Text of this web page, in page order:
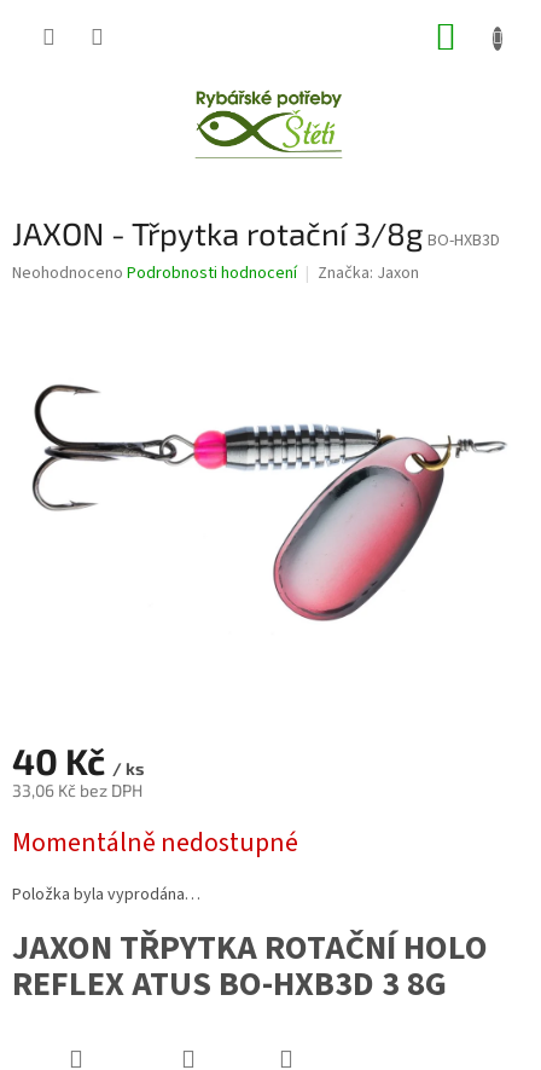
JAXON - Třpytka rotační 3/8g BO-HXB3D
Průměrné
hvězdiček.
Neohodnoceno Podrobnosti hodnocení Značka: Jaxon
40 Kč / ks
33,06 Kč bez DPH
cena:
Momentálně nedostupné
Položka byla vyprodána…
JAXON TŘPYTKA ROTAČNÍ HOLO
REFLEX ATUS BO-HXB3D 3 8G